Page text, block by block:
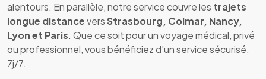
alentours. En parallèle, notre service couvre les trajets
longue distanceversStrasbourg, Colmar, Nancy,
Lyon et Paris. Que ce soit pour un voyage médical, privé
ou professionnel, vous bénéficiez d’un service sécurisé,
7j/7.